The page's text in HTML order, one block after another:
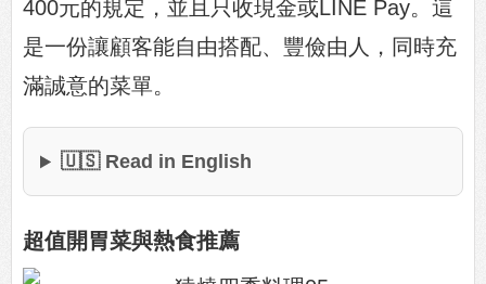
400元的規定，並且只收現金或LINE Pay。這
是一份讓顧客能自由搭配、豐儉由人，同時充
滿誠意的菜單。
🇺🇸 Read in English
超值開胃菜與熱食推薦